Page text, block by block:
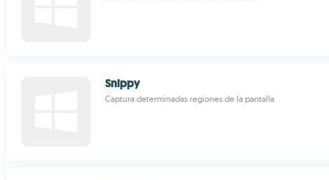
Snippy
Captura determinadas regiones de la pantalla